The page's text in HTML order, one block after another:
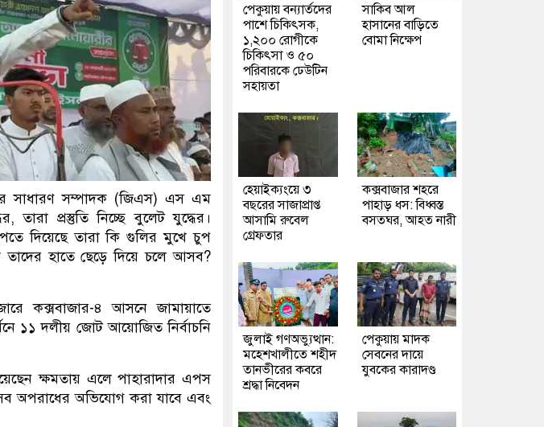
এর সাধারণ সম্পাদক (জিএস) এস এম
তারা প্রস্তুতি নিচ্ছে বুলেট যুদ্ধের।
দিয়েছে তারা কি গুলির মুখে চুপ
তাদের হাতে ছেড়ে দিয়ে চলে আসব?
কক্সবাজার-৪ আসনে জামায়াতে
১১ দলীয় জোট আয়োজিত নির্বাচনি
ক্ষমতায় এলে পাহারাদার এপস
অপরাধের অভিযোগ করা যাবে এবং
পেকুয়ায় বন্যার্তদের
পাশে চিকিৎসক,
১,২০০ রোগীকে
চিকিৎসা ও ৫০
পরিবারকে ঢেউটিন
সহায়তা
সাকিব আল
হাসানের বাড়িতে
বোমা নিক্ষেপ
হেয়াইক্যংয়ে ৩
বছরের সাজাপ্রাপ্ত
আসামি রুবেল
গ্রেফতার
কক্সবাজার শহরে
পাহাড় ধস: বিধ্বস্ত
বসতঘর, আহত নারী
জুলাই গণঅভ্যুত্থান:
মহেশখালীতে শহীদ
তানভীরের কবরে
শ্রদ্ধা নিবেদন
পেকুয়ায় মাদক
সেবনের দায়ে
যুবকের কারাদণ্ড